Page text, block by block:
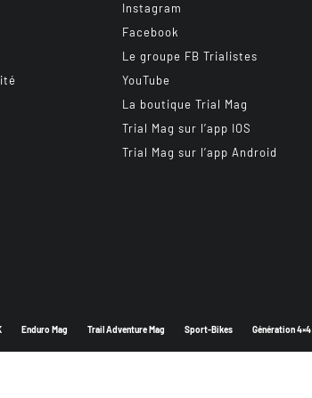
Instagram
Facebook
Le groupe FB Trialistes
YouTube
La boutique Trial Mag
Trial Mag sur l’app IOS
Trial Mag sur l’app Android
Enduro Mag Trail Adventure Mag Sport-Bikes Génération 4×4